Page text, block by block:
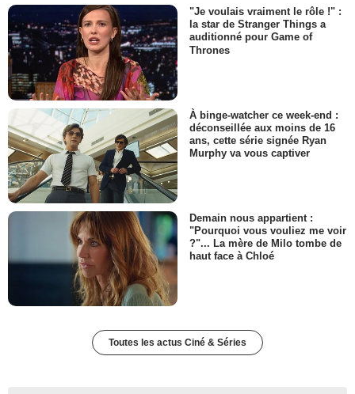
"Je voulais vraiment le rôle !" :
la star de Stranger Things a
auditionné pour Game of
Thrones
À binge-watcher ce week-end :
déconseillée aux moins de 16
ans, cette série signée Ryan
Murphy va vous captiver
Demain nous appartient :
"Pourquoi vous vouliez me voir
?"... La mère de Milo tombe de
haut face à Chloé
Toutes les actus Ciné & Séries